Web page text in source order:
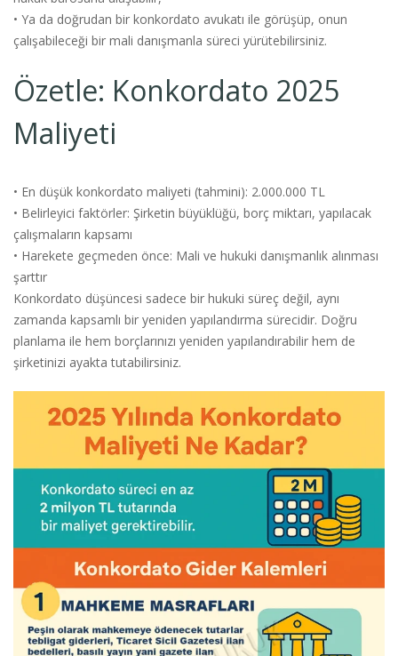
• Ya da doğrudan bir konkordato avukatı ile görüşüp, onun
çalışabileceği bir mali danışmanla süreci yürütebilirsiniz.
Özetle: Konkordato 2025
Maliyeti
• En düşük konkordato maliyeti (tahmini): 2.000.000 TL
• Belirleyici faktörler: Şirketin büyüklüğü, borç miktarı, yapılacak
çalışmaların kapsamı
• Harekete geçmeden önce: Mali ve hukuki danışmanlık alınması
şarttır
Konkordato düşüncesi sadece bir hukuki süreç değil, aynı
zamanda kapsamlı bir yeniden yapılandırma sürecidir. Doğru
planlama ile hem borçlarınızı yeniden yapılandırabilir hem de
şirketinizi ayakta tutabilirsiniz.